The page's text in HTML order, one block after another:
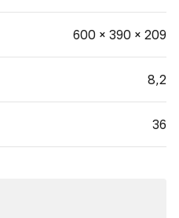
600 × 390 × 209
8,2
36